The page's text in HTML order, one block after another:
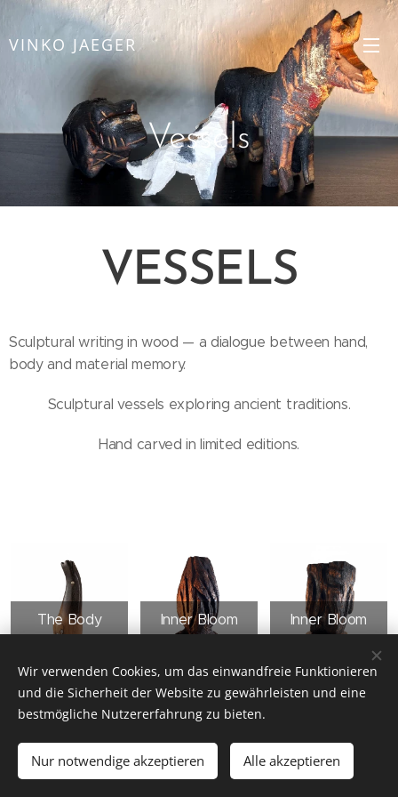
VINKO JAEGER
Vessels
VESSELS
Sculptural writing in wood — a dialogue between hand,
body and material memory.
Sculptural vessels exploring ancient traditions.
Hand carved in limited editions.
The Body
Inner Bloom
Inner Bloom
VINKO NINO JAEGER, AUSTRIA
Unterstützt vonWebnode Cookies
Wir verwenden Cookies, um das einwandfreie Funktionieren
und die Sicherheit der Website zu gewährleisten und eine
bestmögliche Nutzererfahrung zu bieten.
Nur notwendige akzeptieren Alle akzeptieren